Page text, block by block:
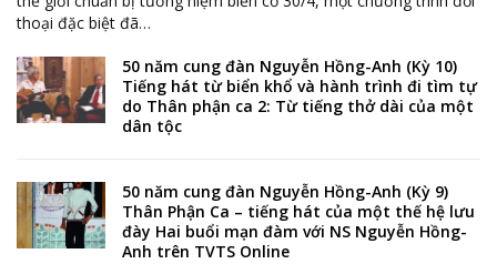
thoại đặc biệt đã…
50 năm cung đàn Nguyễn Hồng-Anh (Kỳ 10)
Tiếng hát từ biển khổ và hành trình đi tìm tự
do Thân phận ca 2: Từ tiếng thở dài của một
dân tộc
50 năm cung đàn Nguyễn Hồng-Anh (Kỳ 9)
Thân Phận Ca – tiếng hát của một thế hệ lưu
đày Hai buổi mạn đàm với NS Nguyễn Hồng-
Anh trên TVTS Online